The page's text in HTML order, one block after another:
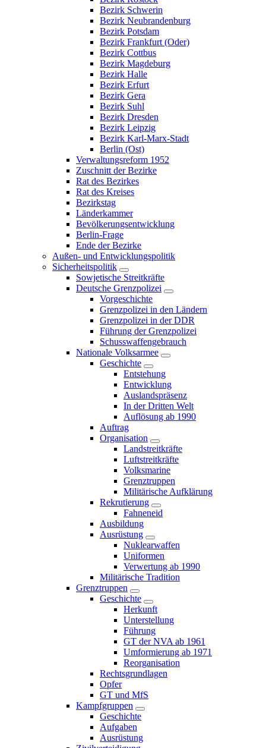
Bezirk Schwerin
Bezirk Neubrandenburg
Bezirk Potsdam
Bezirk Frankfurt (Oder)
Bezirk Cottbus
Bezirk Magdeburg
Bezirk Halle
Bezirk Erfurt
Bezirk Gera
Bezirk Suhl
Bezirk Dresden
Bezirk Leipzig
Bezirk Karl-Marx-Stadt
Berlin (Ost)
Verwaltungsreform 1952
Zuschnitt der Bezirke
Rat des Bezirkes
Rat des Kreises
Bezirkstag
Länderkammer
Bevölkerungsentwicklung
Berlin-Frage
Ende der Bezirke
Außen- und Entwicklungspolitik
Sicherheitspolitik
Sowjetische Streitkräfte
Deutsche Grenzpolizei
Vorgeschichte
Grenzpolizei in den Ländern
Grenzpolizei in der DDR
Führung der Grenzpolizei
Schusswaffengebrauch
Nationale Volksarmee
Geschichte
Entstehung
Entwicklung
Auslandspräsenz
In der Dritten Welt
Auflösung ab 1990
Auftrag
Organisation
Landstreitkräfte
Luftstreitkräfte
Volksmarine
Grenztruppen
Militärische Aufklärung
Rekrutierung
Fahneneid
Ausbildung
Ausrüstung
Nuklearwaffen
Uniformen
Verwertung ab 1990
Militärische Tradition
Grenztruppen
Geschichte
Herkunft
Unterstellung
Führung
GT der NVA ab 1961
Umformierung ab 1971
Reorganisation
Rechtsgrundlagen
Opfer
GT und MfS
Kampfgruppen
Geschichte
Aufgaben
Ausrüstung